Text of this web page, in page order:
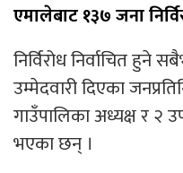
एमालेबाट १३७ जना
निर्विरोध निर्वाचित हुने
उम्मेदवारी दिएका
गाउँपालिका अध्यक्ष र २
भएका छन् ।